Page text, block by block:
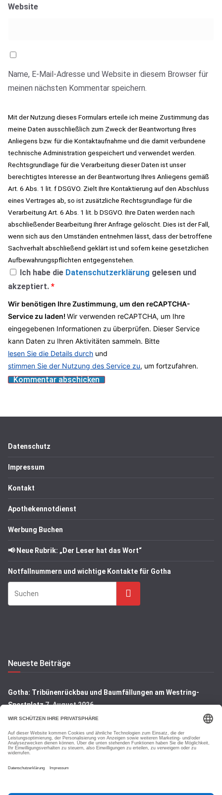
Website
Name, E-Mail-Adresse und Website in diesem Browser für
meinen nächsten Kommentar speichern.
Mit der Nutzung dieses Formulars erteile ich meine Zustimmung das
meine Daten ausschließlich zum Zweck der Beantwortung Ihres
Anliegens bzw. für die Kontaktaufnahme und die damit verbundene
technische Administration gespeichert und verwendet werden.
Rechtsgrundlage für die Verarbeitung dieser Daten ist unser
berechtigtes Interesse an der Beantwortung Ihres Anliegens gemäß
Art. 6 Abs. 1 lit. f DSGVO. Zielt Ihre Kontaktierung auf den Abschluss
eines Vertrages ab, so ist zusätzliche Rechtsgrundlage für die
Verarbeitung Art. 6 Abs. 1 lit. b DSGVO. Ihre Daten werden nach
abschließender Bearbeitung Ihrer Anfrage gelöscht. Dies ist der Fall,
wenn sich aus den Umständen entnehmen lässt, dass der betroffene
Sachverhalt abschließend geklärt ist und sofern keine gesetzlichen
Aufbewahrungspflichten entgegenstehen.
Ich habe die Datenschutzerklärung gelesen und
akzeptiert. *
Wir benötigen Ihre Zustimmung, um den reCAPTCHA-
Service zu laden!Wir verwenden reCAPTCHA, um Ihre
eingegebenen Informationen zu überprüfen. Dieser Service
kann Daten zu Ihren Aktivitäten sammeln. Bitte
lesen Sie die Details durch und
stimmen Sie der Nutzung des Service zu, um fortzufahren.
Datenschutz
Impressum
Kontakt
Apothekennotdienst
Werbung Buchen
📢 Neue Rubrik: „Der Leser hat das Wort“
Notfallnummern und wichtige Kontakte für Gotha
Suchen
Neueste Beiträge
Gotha: Tribünenrückbau und Baumfällungen am Westring-
Sportplatz7. August 2026
August 2026
August 2026